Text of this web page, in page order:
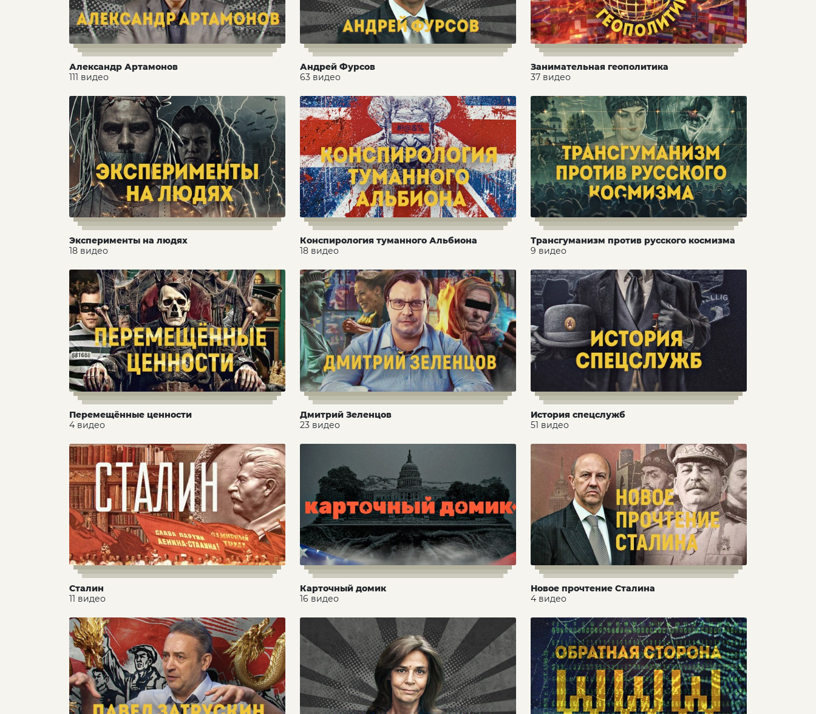
Александр Артамонов
111 видео
Андрей Фурсов
63 видео
Занимательная геополитика
37 видео
Эксперименты на людях
18 видео
Конспирология туманного Альбиона
18 видео
Трансгуманизм против русского космизма
9 видео
Перемещённые ценности
4 видео
Дмитрий Зеленцов
23 видео
История спецслужб
51 видео
Сталин
11 видео
Карточный домик
16 видео
Новое прочтение Сталина
4 видео